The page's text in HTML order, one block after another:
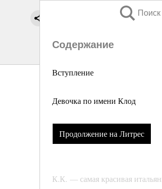
Поиск
Содержание
Вступление
Девочка по имени Клод
Продолжение на Литрес
К.К. — самая красивая